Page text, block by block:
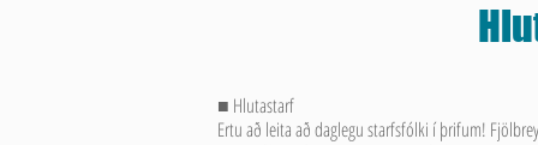
■ Hlutastarf
Ertu að leita að daglegu starfsfólki í þrifum!